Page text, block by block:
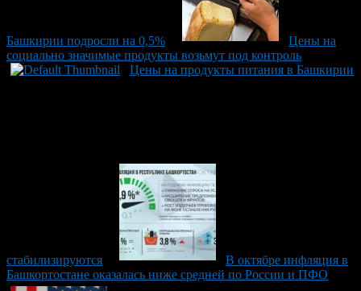
Башкирии подросли на 0,5%
Цены на
социально значимые продукты возьмут под контроль
Цены на продукты питания в Башкирии
стабилизируются
В октябре инфляция в
Башкортостане оказалась ниже средней по России и ПФО